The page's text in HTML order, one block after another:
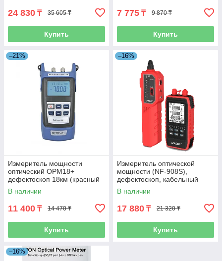
24 830 ₸ 35 605 ₸
Купить
7 775 ₸ 9 870 ₸
Купить
–21%
Измеритель мощности
оптический OPM18+
дефектоскоп 18км (красный
луч)
В наличии
11 400 ₸ 14 470 ₸
Купить
–16%
Измеритель оптической
мощности (NF-908S),
дефектоскоп, кабельный
тестер LAN, тональный
генератор 4 в 1
В наличии
17 880 ₸ 21 320 ₸
Купить
–16%